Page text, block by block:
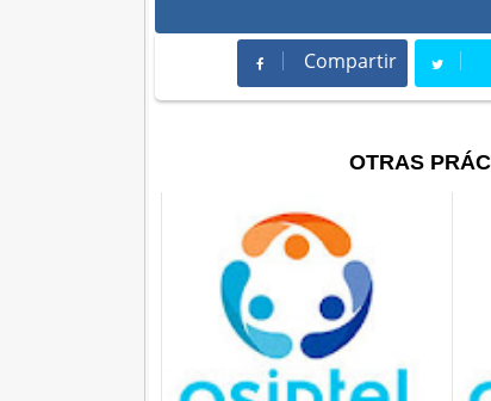
Compartir
Compartir
OTRAS